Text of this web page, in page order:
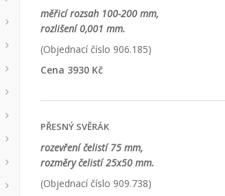
měřicí rozsah 100-200 mm,
rozlišení 0,001 mm.
(Objednací číslo 906.185)
Cena 3930 Kč
PŘESNÝ SVĚRÁK
rozevření čelistí 75 mm,
rozměry čelistí 25x50 mm.
(Objednací číslo 909.738)